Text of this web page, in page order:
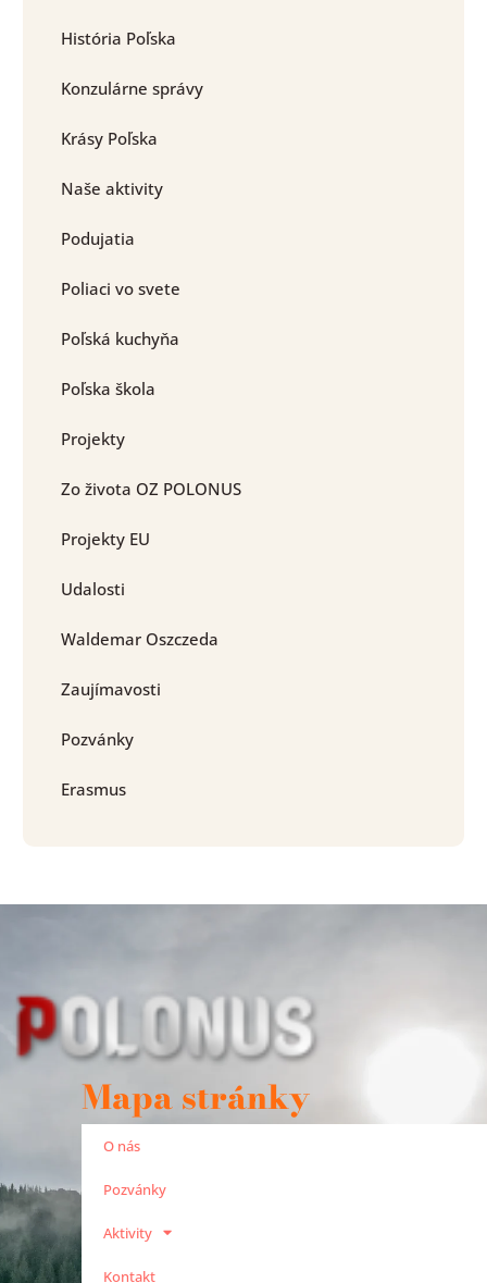
História Poľska
Konzulárne správy
Krásy Poľska
Naše aktivity
Podujatia
Poliaci vo svete
Poľská kuchyňa
Poľska škola
Projekty
Zo života OZ POLONUS
Projekty EU
Udalosti
Waldemar Oszczeda
Zaujímavosti
Pozvánky
Erasmus
Mapa stránky
O nás
Pozvánky
Aktivity
Kontakt